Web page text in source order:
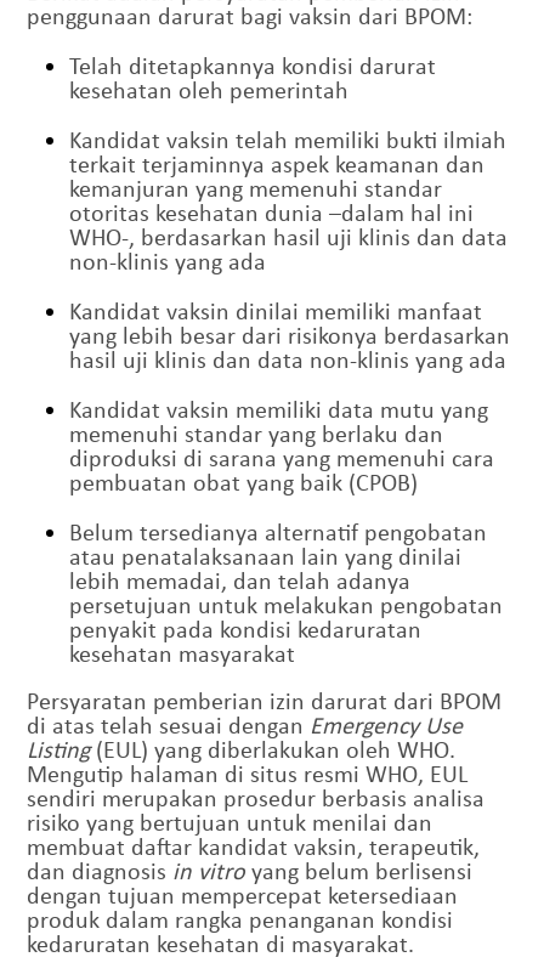
penggunaan darurat bagi vaksin dari BPOM:
Telah ditetapkannya kondisi darurat
kesehatan oleh pemerintah
Kandidat vaksin telah memiliki bukti ilmiah
terkait terjaminnya aspek keamanan dan
kemanjuran yang memenuhi standar
otoritas kesehatan dunia –dalam hal ini
WHO-, berdasarkan hasil uji klinis dan data
non-klinis yang ada
Kandidat vaksin dinilai memiliki manfaat
yang lebih besar dari risikonya berdasarkan
hasil uji klinis dan data non-klinis yang ada
Kandidat vaksin memiliki data mutu yang
memenuhi standar yang berlaku dan
diproduksi di sarana yang memenuhi cara
pembuatan obat yang baik (CPOB)
Belum tersedianya alternatif pengobatan
atau penatalaksanaan lain yang dinilai
lebih memadai, dan telah adanya
persetujuan untuk melakukan pengobatan
penyakit pada kondisi kedaruratan
kesehatan masyarakat
Persyaratan pemberian izin darurat dari BPOM
di atas telah sesuai dengan Emergency Use
Listing(EUL) yang diberlakukan oleh WHO.
Mengutip halaman di situs resmi WHO, EUL
sendiri merupakan prosedur berbasis analisa
risiko yang bertujuan untuk menilai dan
membuat daftar kandidat vaksin, terapeutik,
dan diagnosis in vitro yang belum berlisensi
dengan tujuan mempercepat ketersediaan
produk dalam rangka penanganan kondisi
kedaruratan kesehatan di masyarakat.